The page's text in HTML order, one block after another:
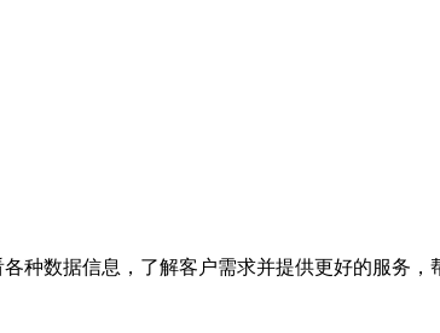
种数据信息，了解客户需求并提供更好的服务，